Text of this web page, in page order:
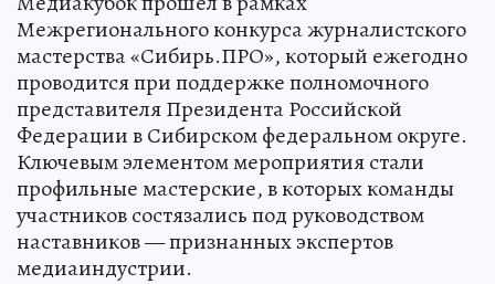
Межрегионального конкурса журналистского
мастерства «Сибирь.ПРО», который ежегодно
проводится при поддержке полномочного
представителя Президента Российской
Федерации в Сибирском федеральном округе.
Ключевым элементом мероприятия стали
профильные мастерские, в которых команды
участников состязались под руководством
наставников — признанных экспертов
медиаиндустрии.